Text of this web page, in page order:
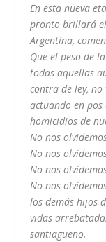
En esta nueva
pronto brillará
Argentina,
Que el peso de
todas aquellas
contra de ley, no
actuando en
homicidios de
No nos
No nos
No nos
No nos
los demás hijos
vidas
santiagueño.